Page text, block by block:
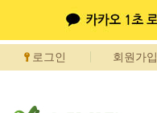
로그인 회원가입